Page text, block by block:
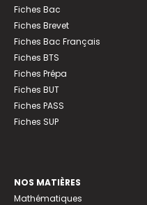
Fiches Bac
Fiches Brevet
Fiches Bac Français
Fiches BTS
Fiches Prépa
Fiches BUT
Fiches PASS
Fiches SUP
NOS MATIÈRES
Mathématiques